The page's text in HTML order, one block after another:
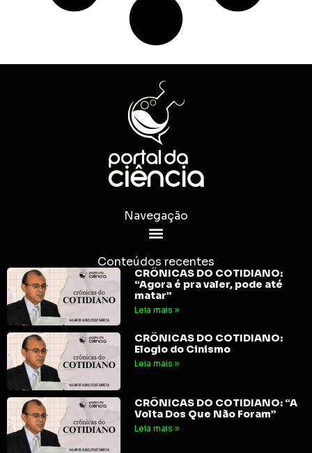
Navegação
Conteúdos recentes
CRÔNICAS DO COTIDIANO:
“Agora é pra valer, pode até
matar”
Leia mais »
CRÔNICAS DO COTIDIANO:
Elogio do Cinismo
Leia mais »
CRÔNICAS DO COTIDIANO: “A
Volta Dos Que Não Foram”
Leia mais »